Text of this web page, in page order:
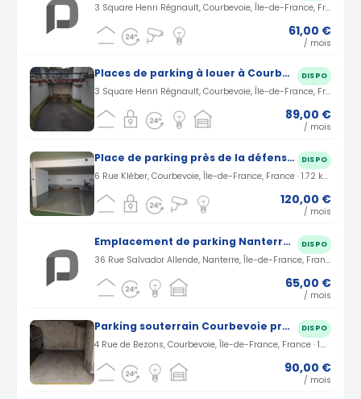
3 Square Henri Régnault, Courbevoie, Île-de-France, France · 1.51 km
61,00 €
/ mois
Places de parking à louer à Courbevoie La Défense, square Henri Regnault DISPO
3 Square Henri Régnault, Courbevoie, Île-de-France, France · 1.51 km
89,00 €
/ mois
Place de parking près de la défense à courbevoie DISPO
6 Rue Kléber, Courbevoie, Île-de-France, France · 1.72 km
120,00 €
/ mois
Emplacement de parking Nanterre sécurisé DISPO
36 Rue Salvador Allende, Nanterre, Île-de-France, France · 1.81 km
65,00 €
/ mois
Parking souterrain Courbevoie proche Charras DISPO
4 Rue de Bezons, Courbevoie, Île-de-France, France · 1.82 km
90,00 €
/ mois